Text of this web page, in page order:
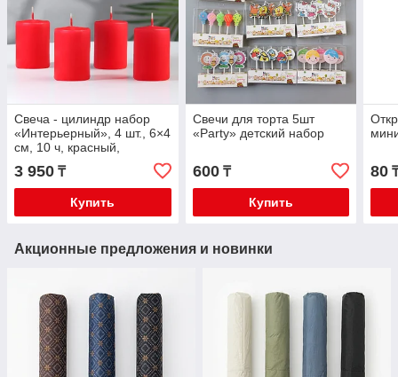
Свеча - цилиндр набор
«Интерьерный», 4 шт., 6×4
см, 10 ч, красный,
7879815
3 950 ₸
Купить
Свечи для торта 5шт
«Party» детский набор
600₸
Купить
80
Акционные предложения и новинки